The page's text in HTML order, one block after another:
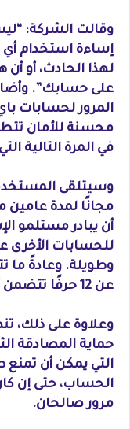
وقالت الشركة:
إساءة استخدام
لهذا الحادث، أو
على حسابك”.
المرور لحسابات
محسنة للأمان
في المرة التالية
وسيتلقى
أن يبادر مستلمو
للحسابات الأخرى
وطويلة. وعادةً ما
عن 12 حرفًا تتضمن أحرفًا أبجدية وأرقامًا ورموزًا.
وعلاوة على ذلك،
حماية المصادقة
التي يمكن أن
الحساب، حتى إن
مرور صالحان.